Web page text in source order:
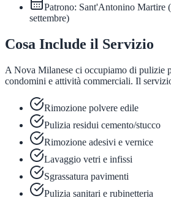
Patrono: Sant'Antonino Martire (
settembre)
Cosa Include il Servizio
A Nova Milanese ci occupiamo di pulizie
condomini e attività commerciali. Il
Rimozione polvere edile
Pulizia residui cemento/stucco
Rimozione adesivi e vernice
Lavaggio vetri e infissi
Sgrassatura pavimenti
Pulizia sanitari e rubinetteria